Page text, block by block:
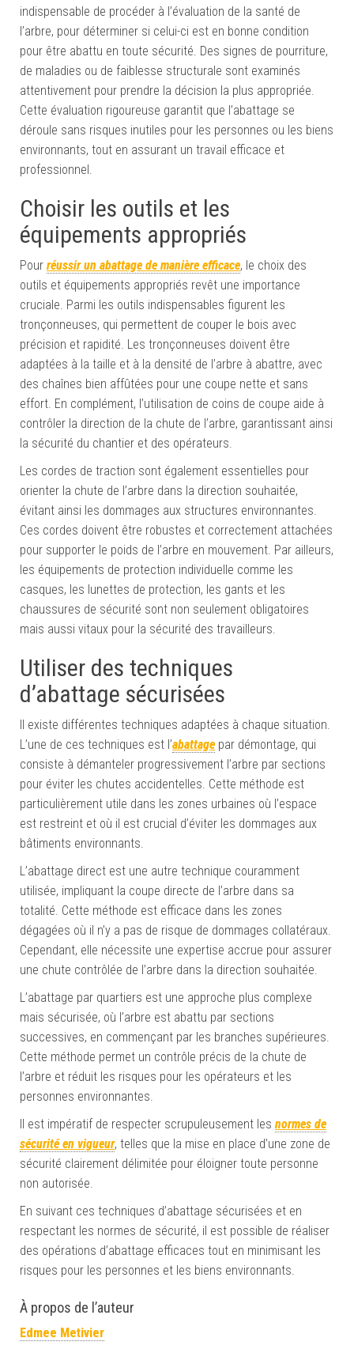
indispensable de procéder à l’évaluation de la santé de
l’arbre, pour déterminer si celui-ci est en bonne condition
pour être abattu en toute sécurité. Des signes de pourriture,
de maladies ou de faiblesse structurale sont examinés
attentivement pour prendre la décision la plus appropriée.
Cette évaluation rigoureuse garantit que l’abattage se
déroule sans risques inutiles pour les personnes ou les biens
environnants, tout en assurant un travail efficace et
professionnel.
Choisir les outils et les
équipements appropriés
Pour réussir un abattage de manière efficace, le choix des
outils et équipements appropriés revêt une importance
cruciale. Parmi les outils indispensables figurent les
tronçonneuses, qui permettent de couper le bois avec
précision et rapidité. Les tronçonneuses doivent être
adaptées à la taille et à la densité de l’arbre à abattre, avec
des chaînes bien affûtées pour une coupe nette et sans
effort. En complément, l’utilisation de coins de coupe aide à
contrôler la direction de la chute de l’arbre, garantissant ainsi
la sécurité du chantier et des opérateurs.
Les cordes de traction sont également essentielles pour
orienter la chute de l’arbre dans la direction souhaitée,
évitant ainsi les dommages aux structures environnantes.
Ces cordes doivent être robustes et correctement attachées
pour supporter le poids de l’arbre en mouvement. Par ailleurs,
les équipements de protection individuelle comme les
casques, les lunettes de protection, les gants et les
chaussures de sécurité sont non seulement obligatoires
mais aussi vitaux pour la sécurité des travailleurs.
Utiliser des techniques
d’abattage sécurisées
Il existe différentes techniques adaptées à chaque situation.
L’une de ces techniques est l’abattage par démontage, qui
consiste à démanteler progressivement l’arbre par sections
pour éviter les chutes accidentelles. Cette méthode est
particulièrement utile dans les zones urbaines où l’espace
est restreint et où il est crucial d’éviter les dommages aux
bâtiments environnants.
L’abattage direct est une autre technique couramment
utilisée, impliquant la coupe directe de l’arbre dans sa
totalité. Cette méthode est efficace dans les zones
dégagées où il n’y a pas de risque de dommages collatéraux.
Cependant, elle nécessite une expertise accrue pour assurer
une chute contrôlée de l’arbre dans la direction souhaitée.
L’abattage par quartiers est une approche plus complexe
mais sécurisée, où l’arbre est abattu par sections
successives, en commençant par les branches supérieures.
Cette méthode permet un contrôle précis de la chute de
l’arbre et réduit les risques pour les opérateurs et les
personnes environnantes.
Il est impératif de respecter scrupuleusement les normes de
sécurité en vigueur, telles que la mise en place d’une zone de
sécurité clairement délimitée pour éloigner toute personne
non autorisée.
En suivant ces techniques d’abattage sécurisées et en
respectant les normes de sécurité, il est possible de réaliser
des opérations d’abattage efficaces tout en minimisant les
risques pour les personnes et les biens environnants.
À propos de l’auteur
Edmee Metivier